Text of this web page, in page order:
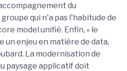
du
qui n'a pas l'habitude de
model unifié. Enfin, « le
un enjeu en matière de data,
La modernisation de
paysage applicatif doit